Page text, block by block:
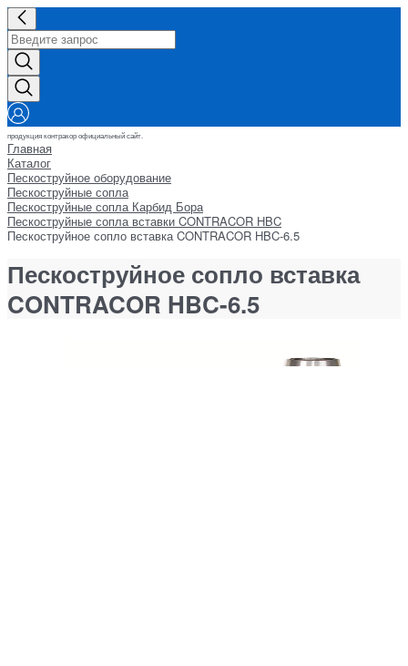
продукция контракор официальный сайт.
Главная
Каталог
Пескоструйное оборудование
Пескоструйные сопла
Пескоструйные сопла Карбид Бора
Пескоструйные сопла вставки CONTRACOR HBC
Пескоструйное сопло вставка CONTRACOR HBC-6.5
Пескоструйное сопло вставка
CONTRACOR HBC-6.5